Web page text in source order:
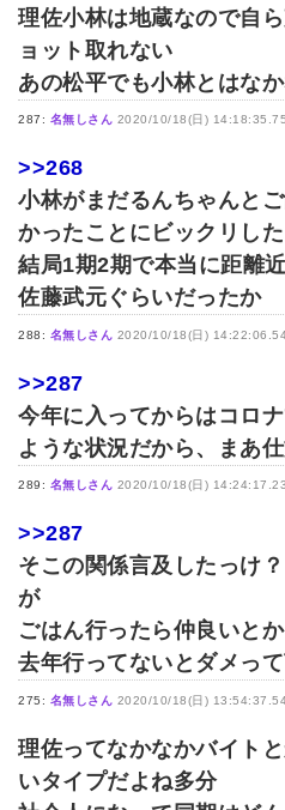
理佐小林は地蔵なので自
ョット取れない
あの松平でも小林とはな
287: 名無しさん 2020/10/18(日)
>>268
小林がまだるんちゃんと
かったことにビックリした
結局1期2期で本当に距離
佐藤武元ぐらいだったか
288: 名無しさん 2020/10/18(日)
>>287
今年に入ってからはコロ
ような状況だから、まあ
289: 名無しさん 2020/10/18(日)
>>287
そこの関係言及したっけ
が
ごはん行ったら仲良いと
去年行ってないとダメっ
275: 名無しさん 2020/10/18(日)
理佐ってなかなかバイト
いタイプだよね多分